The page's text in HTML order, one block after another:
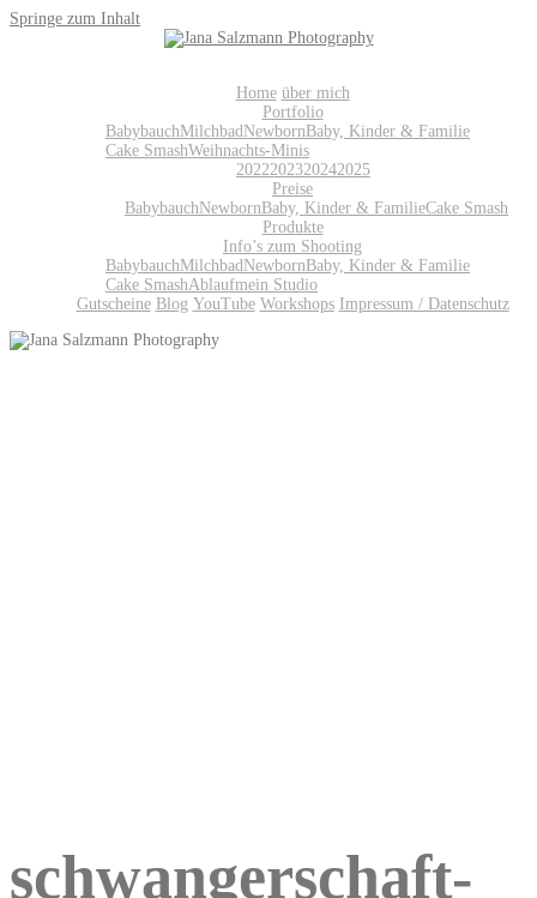
Springe zum Inhalt
Home über mich
Portfolio
BabybauchMilchbadNewbornBaby, Kinder & Familie
Cake SmashWeihnachts-Minis
2022202320242025
Preise
BabybauchNewbornBaby, Kinder & FamilieCake Smash
Produkte
Info’s zum Shooting
BabybauchMilchbadNewbornBaby, Kinder & Familie
Cake SmashAblaufmein Studio
Gutscheine Blog YouTube Workshops Impressum / Datenschutz
schwangerschaft-